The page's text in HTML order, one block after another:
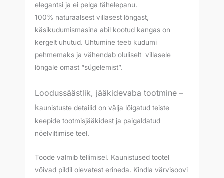
elegantsi ja ei pelga tähelepanu.
100% naturaalsest villasest lõngast,
käsikudumismasina abil kootud kangas on
kergelt uhutud. Uhtumine teeb kudumi
pehmemaks ja vähendab oluliselt villasele
lõngale omast “sügelemist”.
Loodussäästlik, jääkidevaba tootmine –
kaunistuste detailid on välja lõigatud teiste
keepide tootmisjääkidest ja paigaldatud
nõelviltimise teel.
Toode valmib tellimisel. Kaunistused tootel
võivad pildil olevatest erineda. Kindla värvisoovi